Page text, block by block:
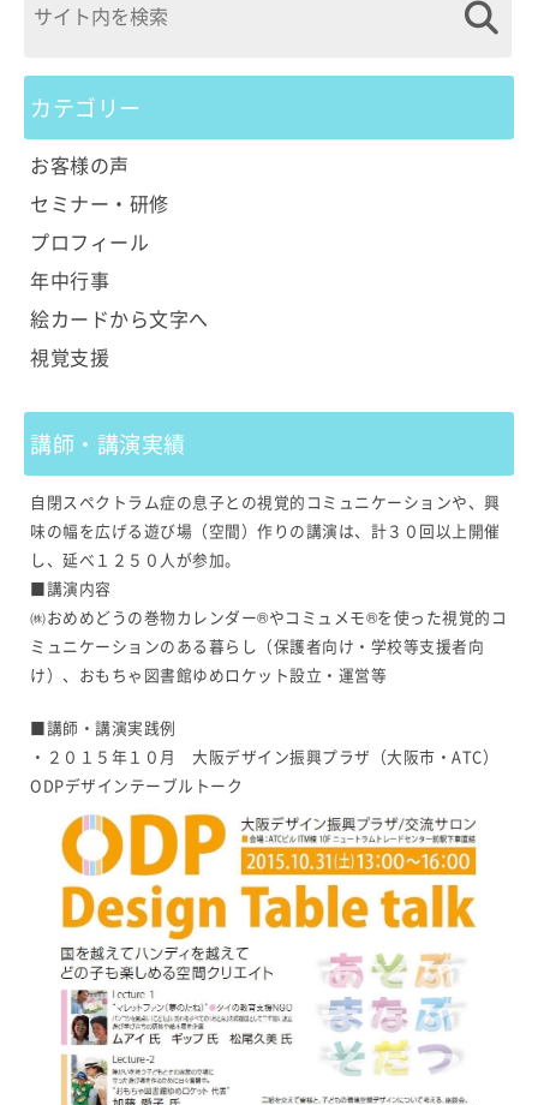
カテゴリー
お客様の声
セミナー・研修
プロフィール
年中行事
絵カードから文字へ
視覚支援
講師・講演実績
自閉スペクトラム症の息子との視覚的コミュニケーションや、興
味の幅を広げる遊び場（空間）作りの講演は、計３０回以上開催
し、延べ１２５０人が参加。
■講演内容
㈱おめめどうの巻物カレンダー®やコミュメモ®を使った視覚的コ
ミュニケーションのある暮らし（保護者向け・学校等支援者向
け）、おもちゃ図書館ゆめロケット設立・運営等
■講師・講演実践例
・２０１５年１０月 大阪デザイン振興プラザ（大阪市・ATC）
ODPデザインテーブルトーク